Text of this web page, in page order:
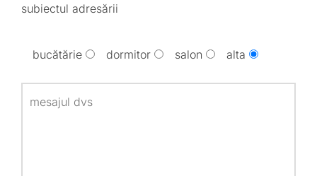
subiectul adresării
bucătărie dormitor salon alta